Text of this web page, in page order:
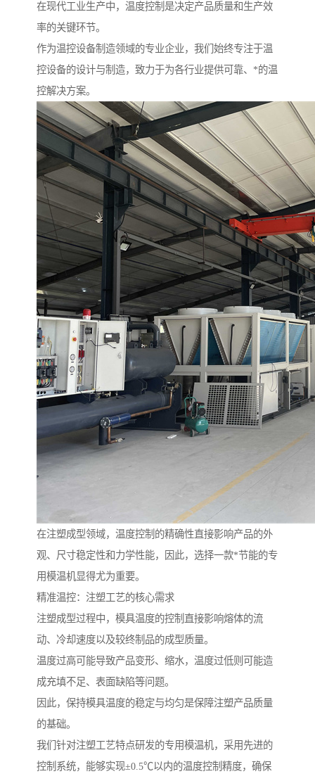
在现代工业生产中，温度控制是决定产品质量和生产效
率的关键环节。
作为温控设备制造领域的专业企业，我们始终专注于温
控设备的设计与制造，致力于为各行业提供可靠、*的温
控解决方案。
在注塑成型领域，温度控制的精确性直接影响产品的外
观、尺寸稳定性和力学性能，因此，选择一款*节能的专
用模温机显得尤为重要。
精准温控：注塑工艺的核心需求
注塑成型过程中，模具温度的控制直接影响熔体的流
动、冷却速度以及较终制品的成型质量。
温度过高可能导致产品变形、缩水，温度过低则可能造
成充填不足、表面缺陷等问题。
因此，保持模具温度的稳定与均匀是保障注塑产品质量
的基础。
我们针对注塑工艺特点研发的专用模温机，采用先进的
控制系统，能够实现±0.5℃以内的温度控制精度，确保